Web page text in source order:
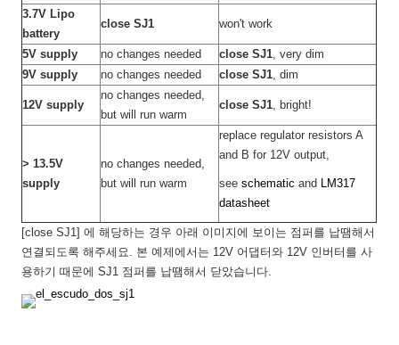
3.7V Lipo
battery
close SJ1 won't work
5V supply no changes needed close SJ1, very dim
9V supply
no changes needed close SJ1, dim
12V supply
no changes needed,
but will run warm
close SJ1, bright!
> 13.5V
supply
no changes needed,
but will run warm
replace regulator resistors A
and B for 12V output,
seeschematic and LM317
datasheet
[close SJ1] 에 해당하는 경우 아래 이미지에 보이는 점퍼를 납땜해서
연결되도록 해주세요. 본 예제에서는 12V 어댑터와 12V 인버터를 사
용하기 때문에 SJ1 점퍼를 납땜해서 닫았습니다.